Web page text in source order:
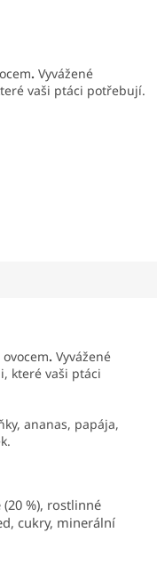
. Vyvážené
vaši ptáci potřebují.
. Vyvážené
které vaši ptáci
ananas, papája,
%), rostlinné
cukry, minerální